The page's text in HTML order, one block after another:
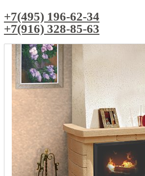
+7(495) 196-62-34
+7(916) 328-85-63